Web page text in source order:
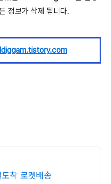
정보가 삭제 됩니다.
착 로켓배송